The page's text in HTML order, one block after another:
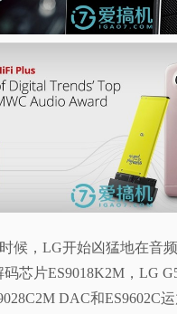
候，LG开始凶猛地在音
码芯片ES9018K2M，LG
DAC和ES9602C